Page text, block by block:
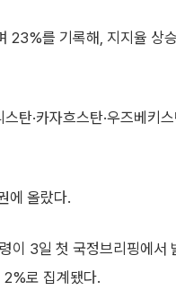
23%를 기록해, 지지율 상
탄·카자흐스탄·우즈베키
에 올랐다.
이 3일 첫 국정브리핑에서
2%로 집계됐다.